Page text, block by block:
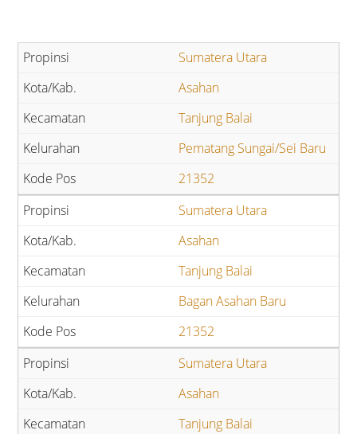
Sumatera Utara
Asahan
Tanjung Balai
Pematang Sungai/Sei Baru
21352
Sumatera Utara
Asahan
Tanjung Balai
Bagan Asahan Baru
21352
Sumatera Utara
Asahan
Tanjung Balai